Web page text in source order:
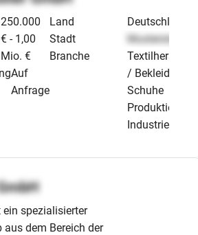
250.000
€ - 1,00
Mio. €
Auf
Anfrage
Land
Deutschland
Stadt
Musterstadt
Branche
/ Bekleidung /
Schuhe
Produktion &
Industrie
spezialisierter
dem Bereich der